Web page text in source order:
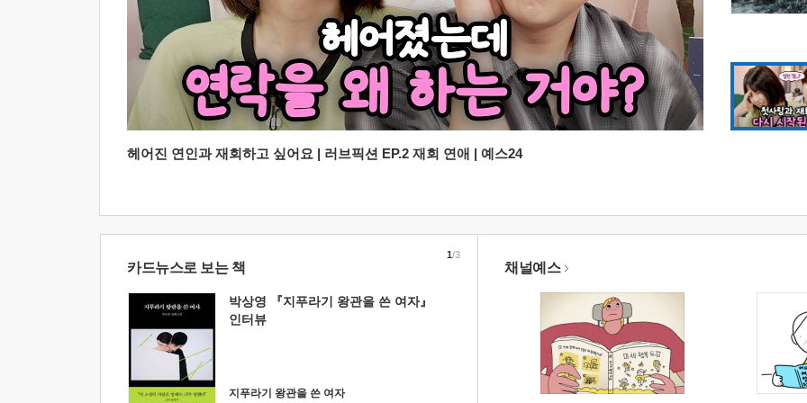
헤어진 연인과 재회하고 싶어요 | 러브픽션 EP.2 재회 연애 | 예스24
카드뉴스로 보는 책
박상영 『지푸라기 왕관을 쓴 여자』
인터뷰
지푸라기 왕관을 쓴 여자
1/3
채널예스